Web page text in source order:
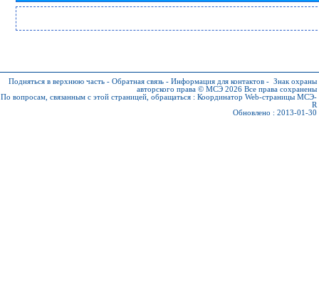
Подняться в верхнюю часть - Обратная связь - Информация для контактов - Знак охраны
авторского права © МСЭ 2026 Все права сохранены
По вопросам, связанным с этой страницей, обращаться : Координатор Web-страницы МСЭ-
R
Обновлено : 2013-01-30